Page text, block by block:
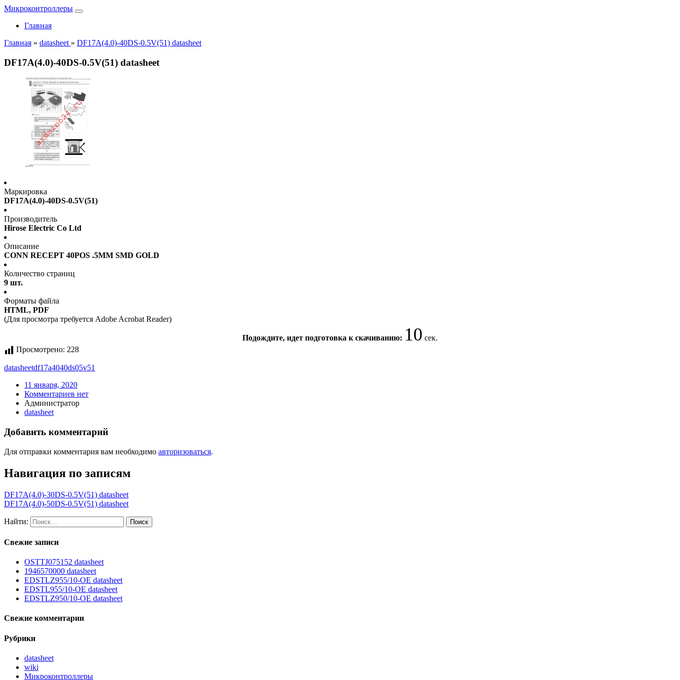
Микроконтроллеры
Главная
Главная » datasheet » DF17A(4.0)-40DS-0.5V(51) datasheet
DF17A(4.0)-40DS-0.5V(51) datasheet
Маркировка
DF17A(4.0)-40DS-0.5V(51)
Производитель
Hirose Electric Co Ltd
Описание
CONN RECEPT 40POS .5MM SMD GOLD
Количество страниц
9 шт.
Форматы файла
HTML, PDF
(Для просмотра требуется Adobe Acrobat Reader)
Подождите, идет подготовка к скачиванию:9сек.
Просмотрено: 228
datasheetdf17a4040ds05v51
11 января, 2020
Комментариев нет
Администратор
datasheet
Добавить комментарий
Для отправки комментария вам необходимо авторизоваться.
Навигация по записям
DF17A(4.0)-30DS-0.5V(51) datasheet
DF17A(4.0)-50DS-0.5V(51) datasheet
Найти:
Свежие записи
OSTTJ075152 datasheet
1946570000 datasheet
EDSTLZ955/10-OE datasheet
EDSTL955/10-OE datasheet
EDSTLZ950/10-OE datasheet
Свежие комментарии
Рубрики
datasheet
wiki
Микроконтроллеры